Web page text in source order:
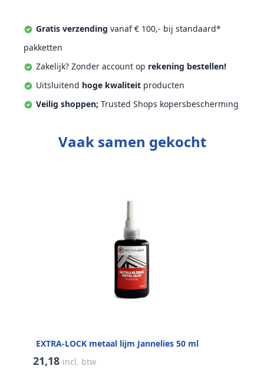
Gratis verzending vanaf € 100,- bij standaard*
pakketten
Zakelijk? Zonder account op rekening bestellen!
Uitsluitend hoge kwaliteit producten
Veilig shoppen; Trusted Shops kopersbescherming
Vaak samen gekocht
EXTRA-LOCK metaal lijm Jannelies 50 ml
21,18 incl. btw